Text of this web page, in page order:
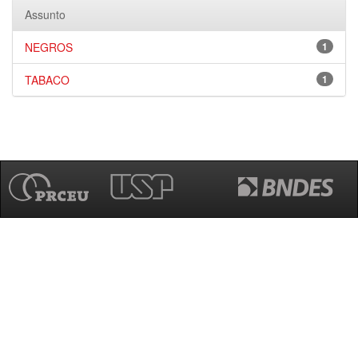
Assunto
1
NEGROS
1
TABACO